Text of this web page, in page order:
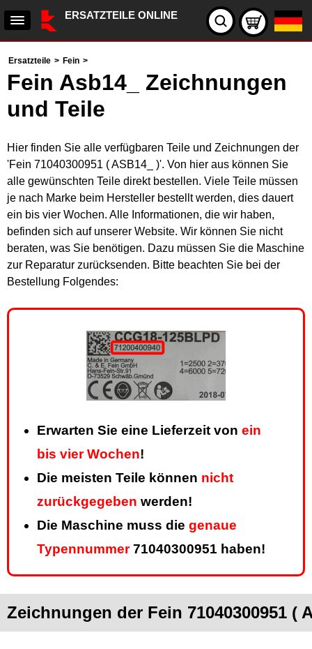
ERSATZTEILE ONLINE
Ersatzteile > Fein >
Fein Asb14_ Zeichnungen
und Teile
Hier finden Sie alle verfügbaren Teile und Zeichnungen der
'Fein 71040300951 ( ASB14_ )'. Von hier aus können Sie
alle gewünschten Teile direkt bestellen. Viele Teile müssen
je nach Marke beim Hersteller bestellt werden, dies dauert
ein bis vier Wochen. Alle Informationen, die wir haben,
befinden sich auf unserer Website. Wir können Sie nicht
beraten, was Sie benötigen. Dazu müssen Sie die Maschine
zur Reparatur zurücksenden. Bitte beachten Sie bei der
Bestellung Folgendes:
Erwarten Sie eine Lieferzeit von ein
bis vier Wochen!
Die meisten Teile können nicht
zurückgegeben werden!
Die Maschine muss die genaue
Typennummer71040300951 haben!
Zeichnungen der Fein 71040300951 (